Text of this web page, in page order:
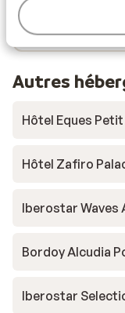
Distance à la
mètres
Autres
Hôtel Eques
Hôtel Zafiro
Iberostar Waves
Bordoy Alcudia
Iberostar